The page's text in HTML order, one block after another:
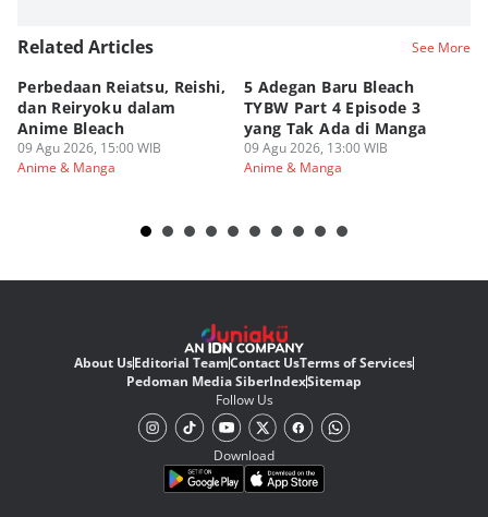
Related Articles See More
Perbedaan Reiatsu, Reishi,
dan Reiryoku dalam
Anime Bleach
09 Agu 2026, 15:00 WIB
Anime & Manga
5 Adegan Baru Bleach
TYBW Part 4 Episode 3
yang Tak Ada di Manga
09 Agu 2026, 13:00 WIB
Anime & Manga
About UsEditorial TeamContact UsTerms of Services
Pedoman Media SiberIndexSitemap
Follow Us
Download